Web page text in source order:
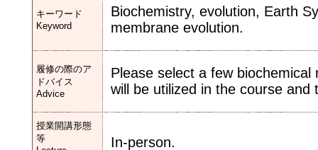
キーワード
Keyword
Biochemistry, evolution, Earth
membrane evolution.
履修の際のア
ドバイス
Advice
Please select a few
will be utilized in the course and
授業開講形態
等
In-person.